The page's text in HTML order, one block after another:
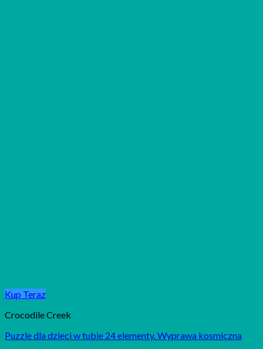
Kup Teraz
Crocodile Creek
Puzzle dla dzieci w tubie 24 elementy. Wyprawa kosmiczna